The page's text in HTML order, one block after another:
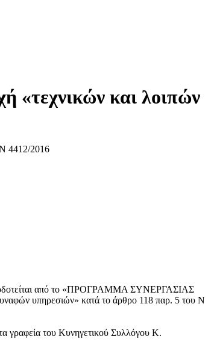
«τεχνικών και λοιπών
από το «ΠΡΟΓΡΑΜΜΑ ΣΥΝΕΡΓΑΣΙΑΣ
υπηρεσιών» κατά το άρθρο 118 παρ. 5 του Ν
γραφεία του Κυνηγετικού Συλλόγου Κ.